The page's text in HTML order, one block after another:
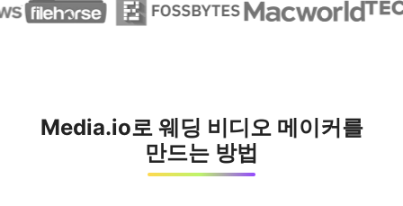
Media.io로 웨딩 비디오 메이커를
만드는 방법